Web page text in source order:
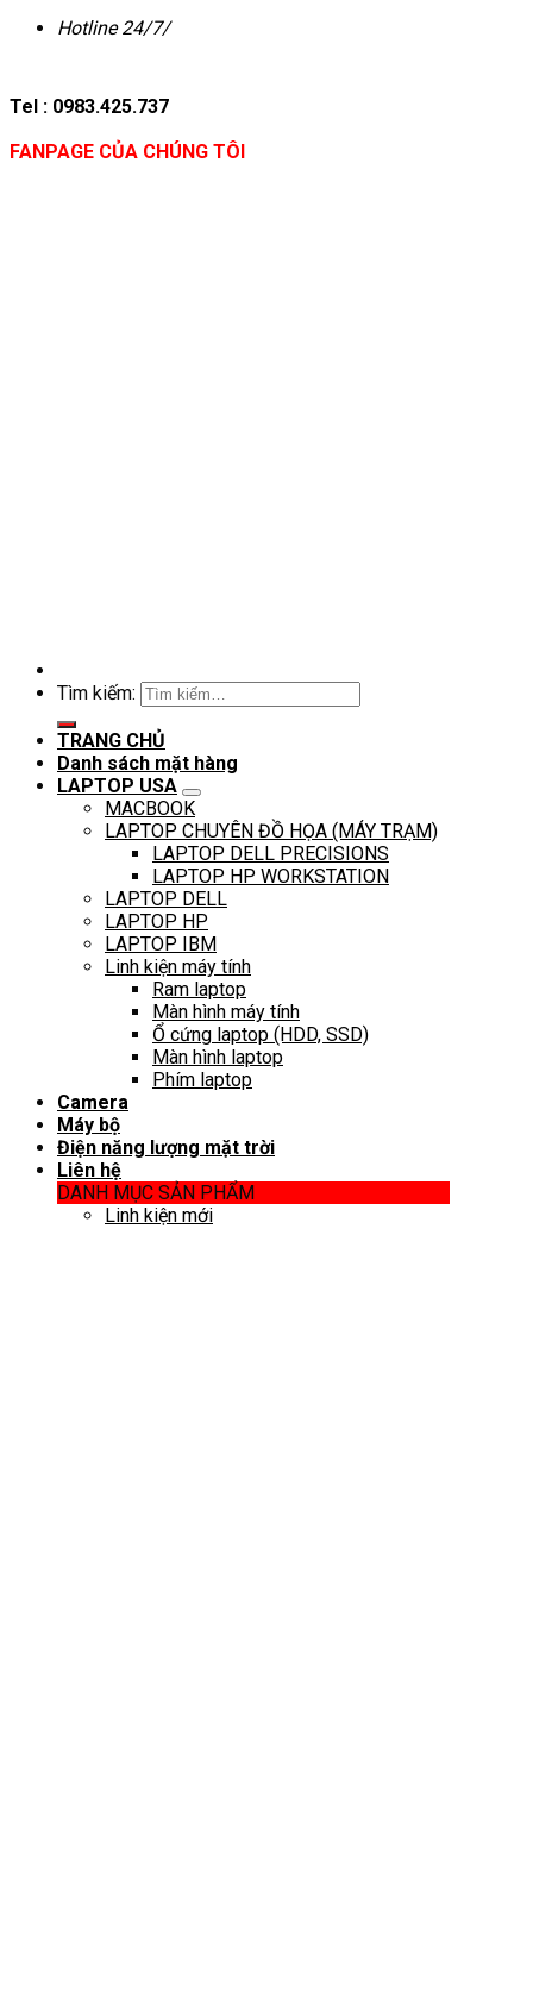
Hotline 24/7/
Tel : 0983.425.737
FANPAGE CỦA CHÚNG TÔI
Tìm kiếm:
TRANG CHỦ
Danh sách mặt hàng
LAPTOP USA
MACBOOK
LAPTOP CHUYÊN ĐỒ HỌA (MÁY TRẠM)
LAPTOP DELL PRECISIONS
LAPTOP HP WORKSTATION
LAPTOP DELL
LAPTOP HP
LAPTOP IBM
Linh kiện máy tính
Ram laptop
Màn hình máy tính
Ổ cứng laptop (HDD, SSD)
Màn hình laptop
Phím laptop
Camera
Máy bộ
Điện năng lượng mặt trời
Liên hệ
DANH MỤC SẢN PHẨM
Linh kiện mới